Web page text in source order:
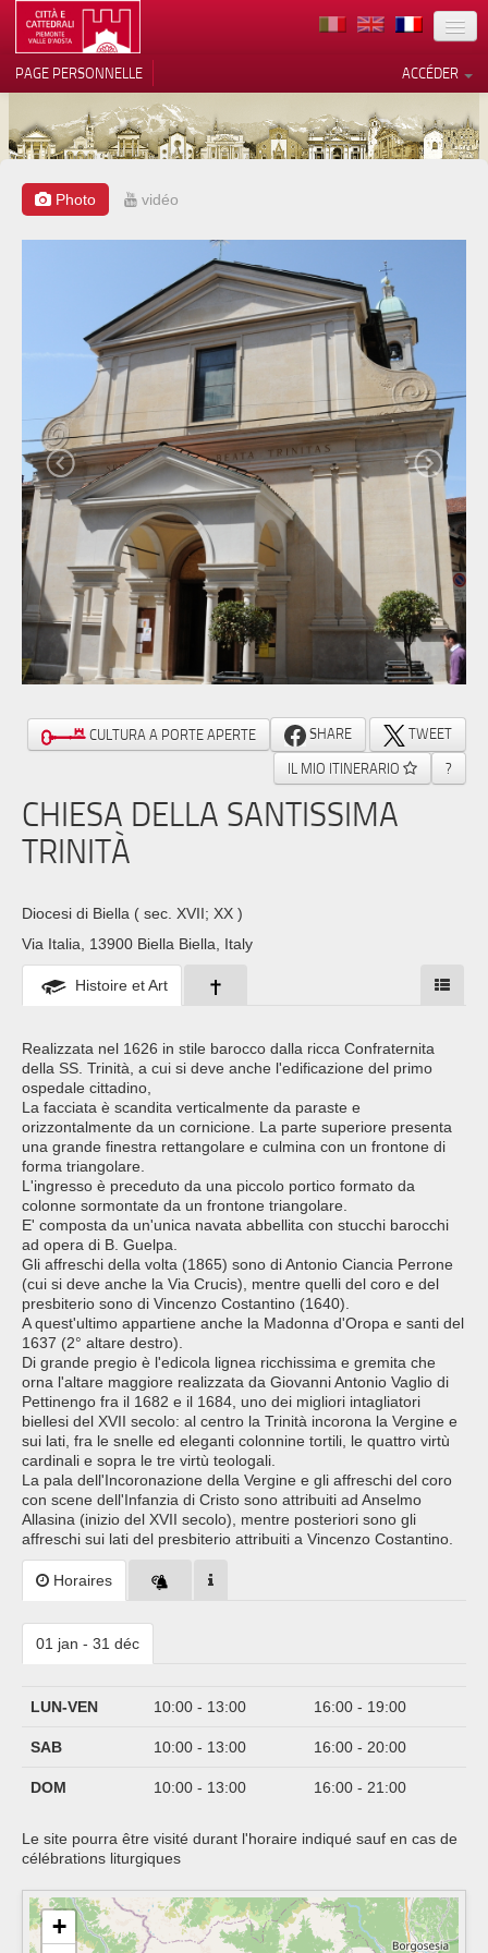
TERRITOIRE
ARCHITECTURE
MUSÉES
ITINÉRAIRES
CONTACTS
PRESS
ACCÉDER
PAGE PERSONNELLE
Photo vidéo
CULTURA A PORTE APERTE SHARE
TWEET
IL MIO ITINERARIO
?
CHIESA DELLA SANTISSIMA
TRINITÀ
Diocesi di Biella ( sec. XVII; XX )
Via Italia, 13900 Biella Biella, Italy
Histoire et Art
Realizzata nel 1626 in stile barocco dalla ricca Confraternita
della SS. Trinità, a cui si deve anche l'edificazione del primo
ospedale cittadino,
La facciata è scandita verticalmente da paraste e
orizzontalmente da un cornicione. La parte superiore presenta
una grande finestra rettangolare e culmina con un frontone di
forma triangolare.
L'ingresso è preceduto da una piccolo portico formato da
colonne sormontate da un frontone triangolare.
E' composta da un'unica navata abbellita con stucchi barocchi
ad opera di B. Guelpa.
Gli affreschi della volta (1865) sono di Antonio Ciancia Perrone
(cui si deve anche la Via Crucis), mentre quelli del coro e del
presbiterio sono di Vincenzo Costantino (1640).
A quest'ultimo appartiene anche la Madonna d'Oropa e santi del
1637 (2° altare destro).
Di grande pregio è l'edicola lignea ricchissima e gremita che
orna l'altare maggiore realizzata da Giovanni Antonio Vaglio di
Pettinengo fra il 1682 e il 1684, uno dei migliori intagliatori
biellesi del XVII secolo: al centro la Trinità incorona la Vergine e
sui lati, fra le snelle ed eleganti colonnine tortili, le quattro virtù
cardinali e sopra le tre virtù teologali.
La pala dell'Incoronazione della Vergine e gli affreschi del coro
con scene dell'Infanzia di Cristo sono attribuiti ad Anselmo
Allasina (inizio del XVII secolo), mentre posteriori sono gli
affreschi sui lati del presbiterio attribuiti a Vincenzo Costantino.
Horaires
01 jan - 31 déc
LUN-VEN 10:00 - 13:00 16:00 - 19:00
SAB 10:00 - 13:00 16:00 - 20:00
DOM 10:00 - 13:00 16:00 - 21:00
Le site pourra être visité durant l'horaire indiqué sauf en cas de
célébrations liturgiques
+
Notification lors de la collecte
Vos choix en matière de